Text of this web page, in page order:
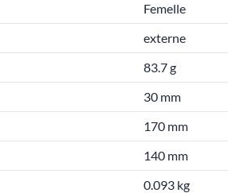
Femelle
externe
83.7 g
30 mm
170 mm
140 mm
0.093 kg